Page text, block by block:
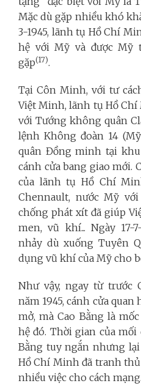
Mặc dù gặp nhiều khó
3-1945, lãnh tụ Hồ Chí
hệ với Mỹ và được Mỹ
gặp(17).
Tại Côn Minh, với tư
Việt Minh, lãnh tụ Hồ Chí
với Tướng không quân
lệnh Không đoàn 14
quân Đồng minh tại
cánh cửa bang giao mới.
của lãnh tụ Hồ Chí
Chennault, nước Mỹ
chống phát xít đã giúp
men, vũ khí... Ngày 17-
nhảy dù xuống Tuyên
dụng vũ khí của Mỹ cho
Như vậy, ngay từ trước
năm 1945, cánh cửa
mở, mà Cao Bằng là
hệ đó. Thời gian của mối
Bằng tuy ngắn nhưng
Hồ Chí Minh đã tranh
nhiều việc cho cách